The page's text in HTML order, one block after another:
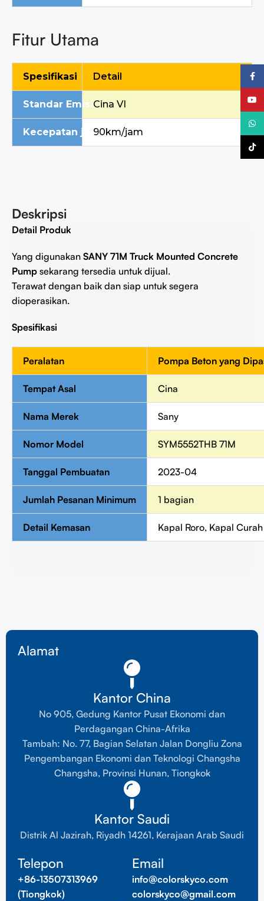
Fitur Utama
Spesifikasi Detail
Standar EmisiCina VI
Kecepatan jalan maksimum
90km/jam
Deskripsi
Detail Produk
Yang digunakan SANY 71M Truck Mounted Concrete
Pump sekarang tersedia untuk dijual.
Terawat dengan baik dan siap untuk segera
dioperasikan.
Spesifikasi
Peralatan Pompa Beton yang
Tempat Asal Cina
Nama Merek Sany
Nomor Model SYM5552THB 71M
Tanggal Pembuatan 2023-04
Jumlah Pesanan Minimum 1 bagian
Detail Kemasan Kapal Roro, Kapal
Alamat
Kantor China
No 905, Gedung Kantor Pusat Ekonomi dan
Perdagangan China-Afrika
Tambah: No. 77, Bagian Selatan Jalan Dongliu Zona
Pengembangan Ekonomi dan Teknologi Changsha
Changsha, Provinsi Hunan, Tiongkok
Kantor Saudi
Distrik Al Jazirah, Riyadh 14261, Kerajaan Arab Saudi
Telepon
+86-13507313969
(Tiongkok)
Email
info@colorskyco.com
colorskyco@gmail.com